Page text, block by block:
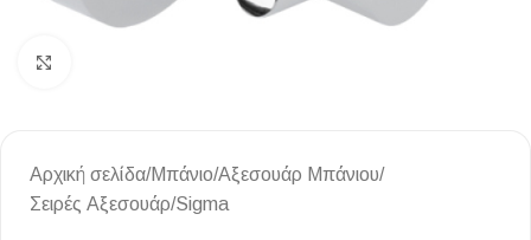
Αρχική σελίδα/Μπάνιο/Αξεσουάρ Μπάνιου/
Σειρές Αξεσουάρ/Sigma